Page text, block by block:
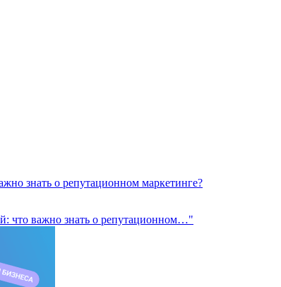
знать о репутационном маркетинге?
что важно знать о репутационном…"